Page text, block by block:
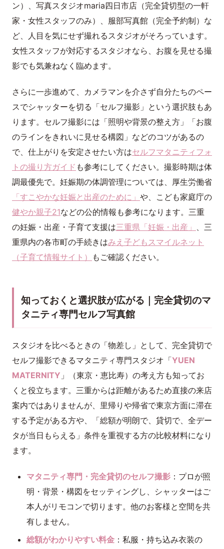
ン）、写真スタジオmaria四日市店（完全貸切型の一軒
家・女性スタッフのみ）、服部写真館（完全予約制）な
ど、人目を気にせず撮れるスタジオがそろっています。
女性スタッフが対応するスタジオなら、お腹を見せる撮
影でも気兼ねなく臨めます。
さらに一歩進めて、カメラマンを介さず自分たちのペー
スでシャッターを切る「セルフ撮影」という選択肢もあ
ります。セルフ撮影には「照明や背景の整え方」「お腹
のラインをきれいに見せる構図」などのコツがあるの
で、仕上がりを安定させたい方はセルフマタニティフォ
トの撮り方ガイド も参考にしてください。撮影時期は体
調最優先で。妊娠期の体調管理については、厚生労働省
「すこやかな妊娠と出産のために」 や、こども家庭庁の
健やか親子21などの公的情報も参考になります。三重
の妊娠・出産・子育て支援は三重県「妊娠・出産」 、三
重県内の各市町の手続きはみえ子どもスマイルネット
（子育て情報サイト）
もご確認ください。
知っておくと選択肢が広がる｜完全貸切のマ
タニティ専門セルフ写真館
スタジオを比べるときの「物差し」として、完全貸切で
セルフ撮影できるマタニティ専門スタジオ「YUEN
MATERNITY 」（東京・恵比寿）の考え方も知ってお
くと役立ちます。三重からは距離があるため直接の来店
案内ではありませんが、里帰りや帰省で東京方面に滞在
する予定がある方や、「総額が明朗で、貸切で、全デー
タが当日もらえる」条件を重視する方の比較材料になり
ます。
マタニティ専門・完全貸切のセルフ撮影：プロが照
明・背景・構図をセッティングし、シャッターはご
本人がリモコンで切ります。他のお客様と空間を共
有しません。
総額がわかりやすい料金：私服・持ち込み衣装の